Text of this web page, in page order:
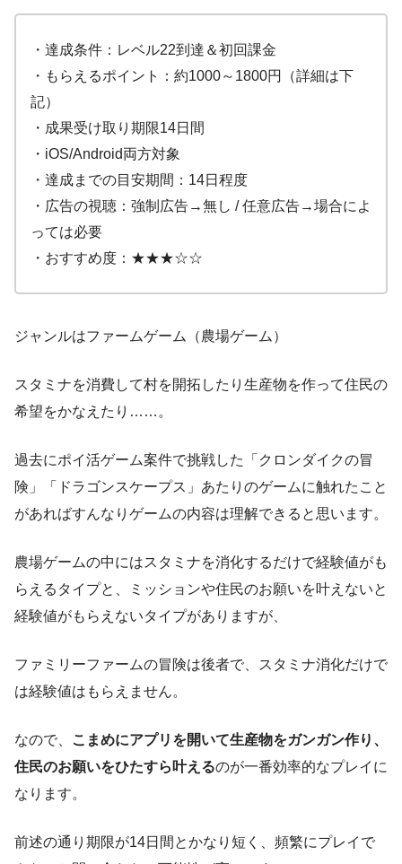
・達成条件：レベル22到達＆初回課金
・もらえるポイント：約1000～1800円（詳細は下
記）
・成果受け取り期限14日間
・iOS/Android両方対象
・達成までの目安期間：14日程度
・広告の視聴：強制広告→無し / 任意広告→場合によ
っては必要
・おすすめ度：★★★☆☆
ジャンルはファームゲーム（農場ゲーム）
スタミナを消費して村を開拓したり生産物を作って住民の
希望をかなえたり……。
過去にポイ活ゲーム案件で挑戦した「クロンダイクの冒
険」「ドラゴンスケープス」あたりのゲームに触れたこと
があればすんなりゲームの内容は理解できると思います。
農場ゲームの中にはスタミナを消化するだけで経験値がも
らえるタイプと、ミッションや住民のお願いを叶えないと
経験値がもらえないタイプがありますが、
ファミリーファームの冒険は後者で、スタミナ消化だけで
は経験値はもらえません。
なので、
こまめにアプリを開いて生産物をガンガン作り、
住民のお願いをひたすら叶えるのが一番効率的なプレイに
なります。
前述の通り期限が14日間とかなり短く、頻繁にプレイで